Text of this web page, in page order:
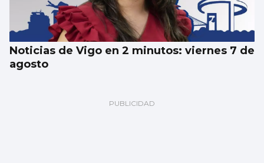
Noticias de Vigo en 2 minutos: viernes 7 de
agosto